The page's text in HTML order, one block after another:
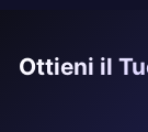
Ottieni il